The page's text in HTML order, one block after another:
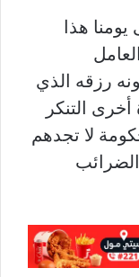
هذا
رزقه الذي
التنكر
لا تجدهم